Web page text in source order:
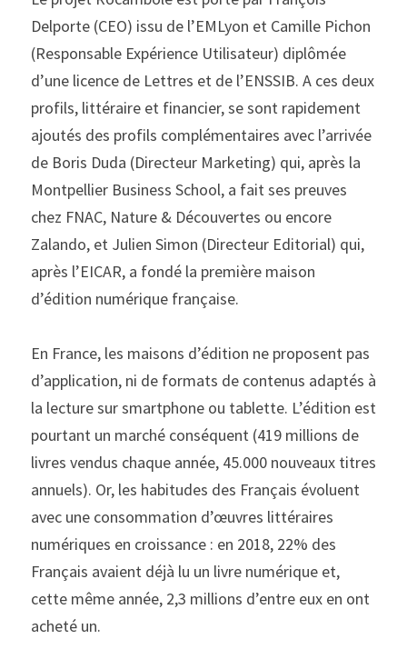
Delporte (CEO) issu de l’EMLyon et Camille Pichon
(Responsable Expérience Utilisateur) diplômée
d’une licence de Lettres et de l’ENSSIB. A ces deux
profils, littéraire et financier, se sont rapidement
ajoutés des profils complémentaires avec l’arrivée
de Boris Duda (Directeur Marketing) qui, après la
Montpellier Business School, a fait ses preuves
chez FNAC, Nature & Découvertes ou encore
Zalando, et Julien Simon (Directeur Editorial) qui,
après l’EICAR, a fondé la première maison
d’édition numérique française.
En France, les maisons d’édition ne proposent pas
d’application, ni de formats de contenus adaptés à
la lecture sur smartphone ou tablette. L’édition est
pourtant un marché conséquent (419 millions de
livres vendus chaque année, 45.000 nouveaux titres
annuels). Or, les habitudes des Français évoluent
avec une consommation d’œuvres littéraires
numériques en croissance : en 2018, 22% des
Français avaient déjà lu un livre numérique et,
cette même année, 2,3 millions d’entre eux en ont
acheté un.